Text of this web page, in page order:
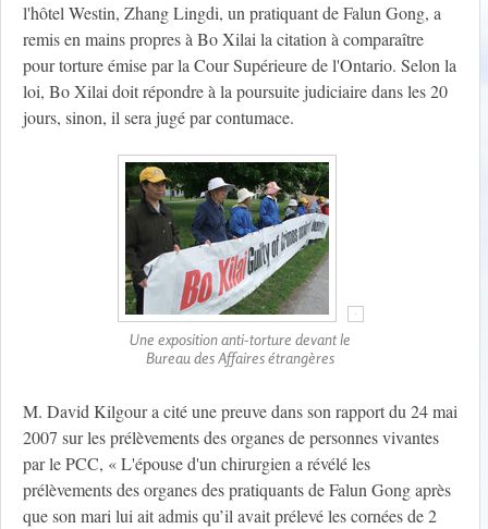
l'hôtel Westin, Zhang Lingdi, un pratiquant de Falun Gong, a
remis en mains propres à Bo Xilai la citation à comparaître
pour torture émise par la Cour Supérieure de l'Ontario. Selon la
loi, Bo Xilai doit répondre à la poursuite judiciaire dans les 20
jours, sinon, il sera jugé par contumace.
Une exposition anti-torture devant le
Bureau des Affaires étrangères
M. David Kilgour a cité une preuve dans son rapport du 24 mai
2007 sur les prélèvements des organes de personnes vivantes
par le PCC, « L'épouse d'un chirurgien a révélé les
prélèvements des organes des pratiquants de Falun Gong après
que son mari lui ait admis qu’il avait prélevé les cornées de 2